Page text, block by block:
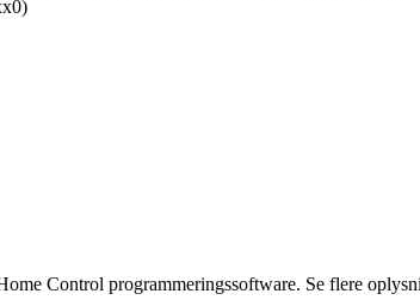
Control programmeringssoftware. Se flere